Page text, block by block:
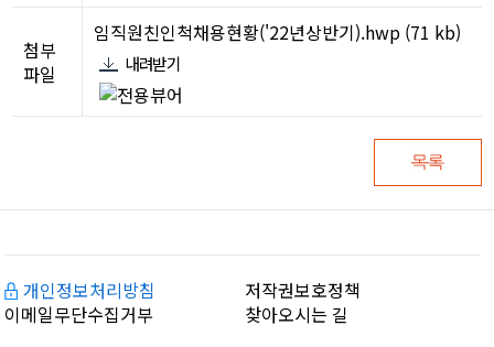
첨부
파일
임직원친인척채용현황('22년상반기).hwp (71 kb)
내려받기
개인정보처리방침
저작권보호정책
이메일무단수집거부
찾아오시는 길